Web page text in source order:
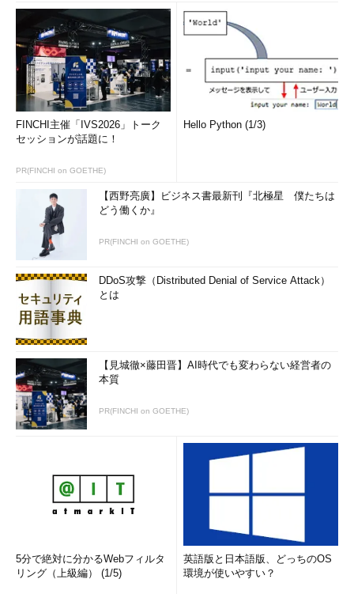
FINCHI主催「IVS2026」トーク
セッションが話題に！
PR(FINCHI on GOETHE)
Hello Python (1/3)
【西野亮廣】ビジネス書最新刊『北極星 僕たちは
どう働くか』
PR(FINCHI on GOETHE)
DDoS攻撃（Distributed Denial of Service Attack）
とは
【見城徹×藤田晋】AI時代でも変わらない経営者の
本質
PR(FINCHI on GOETHE)
5分で絶対に分かるWebフィルタ
リング（上級編） (1/5)
英語版と日本語版、どっちのOS
環境が使いやすい？